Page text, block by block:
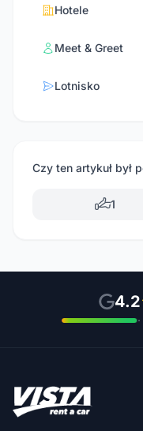
Hotele
Meet & Greet
Lotnisko
Czy ten artykuł był
1
4.2